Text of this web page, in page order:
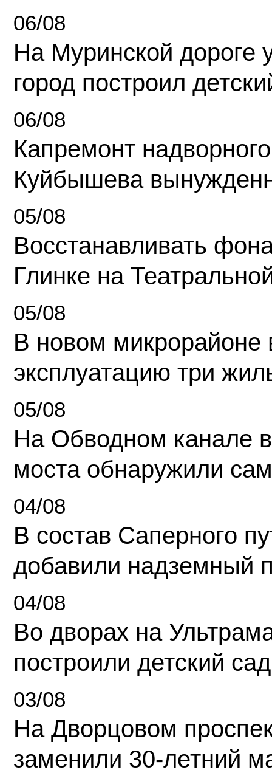
06/08
На Муринской дороге
город построил
06/08
Капремонт
Куйбышева
05/08
Восстанавливать
Глинке на
05/08
В новом микрорайоне
эксплуатацию три
05/08
На Обводном канале
моста обнаружили
04/08
В состав Саперного
добавили надземный
04/08
Во дворах на
построили детский сад
03/08
На Дворцовом
заменили 30-летний